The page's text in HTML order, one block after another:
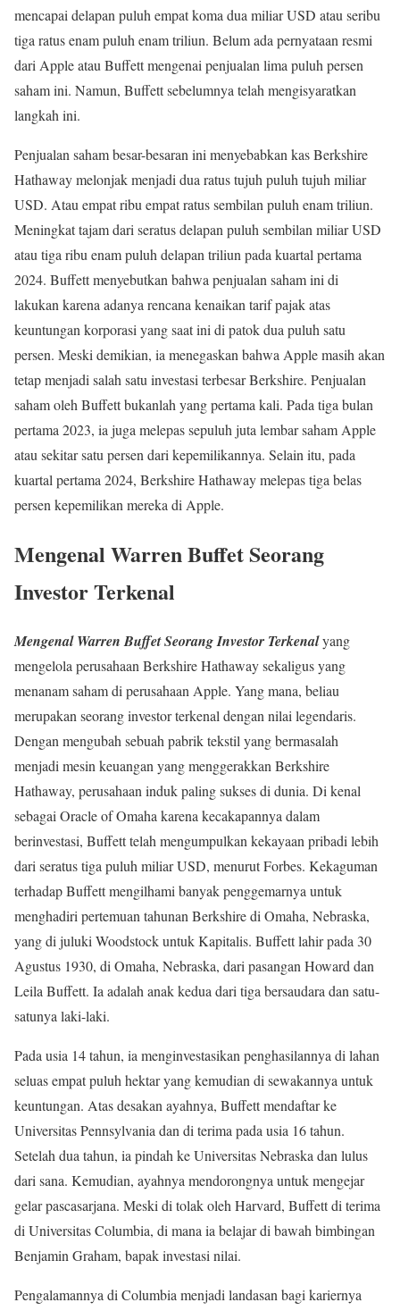
mencapai delapan puluh empat koma dua miliar USD atau seribu
tiga ratus enam puluh enam triliun. Belum ada pernyataan resmi
dari Apple atau Buffett mengenai penjualan lima puluh persen
saham ini. Namun, Buffett sebelumnya telah mengisyaratkan
langkah ini.
Penjualan saham besar-besaran ini menyebabkan kas Berkshire
Hathaway melonjak menjadi dua ratus tujuh puluh tujuh miliar
USD. Atau empat ribu empat ratus sembilan puluh enam triliun.
Meningkat tajam dari seratus delapan puluh sembilan miliar USD
atau tiga ribu enam puluh delapan triliun pada kuartal pertama
2024. Buffett menyebutkan bahwa penjualan saham ini di
lakukan karena adanya rencana kenaikan tarif pajak atas
keuntungan korporasi yang saat ini di patok dua puluh satu
persen. Meski demikian, ia menegaskan bahwa Apple masih akan
tetap menjadi salah satu investasi terbesar Berkshire. Penjualan
saham oleh Buffett bukanlah yang pertama kali. Pada tiga bulan
pertama 2023, ia juga melepas sepuluh juta lembar saham Apple
atau sekitar satu persen dari kepemilikannya. Selain itu, pada
kuartal pertama 2024, Berkshire Hathaway melepas tiga belas
persen kepemilikan mereka di Apple.
Mengenal Warren Buffet Seorang
Investor Terkenal
Mengenal Warren Buffet Seorang Investor Terkenalyang
mengelola perusahaan Berkshire Hathaway sekaligus yang
menanam saham di perusahaan Apple. Yang mana, beliau
merupakan seorang investor terkenal dengan nilai legendaris.
Dengan mengubah sebuah pabrik tekstil yang bermasalah
menjadi mesin keuangan yang menggerakkan Berkshire
Hathaway, perusahaan induk paling sukses di dunia. Di kenal
sebagai Oracle of Omaha karena kecakapannya dalam
berinvestasi, Buffett telah mengumpulkan kekayaan pribadi lebih
dari seratus tiga puluh miliar USD, menurut Forbes. Kekaguman
terhadap Buffett mengilhami banyak penggemarnya untuk
menghadiri pertemuan tahunan Berkshire di Omaha, Nebraska,
yang di juluki Woodstock untuk Kapitalis. Buffett lahir pada 30
Agustus 1930, di Omaha, Nebraska, dari pasangan Howard dan
Leila Buffett. Ia adalah anak kedua dari tiga bersaudara dan satu-
satunya laki-laki.
Pada usia 14 tahun, ia menginvestasikan penghasilannya di lahan
seluas empat puluh hektar yang kemudian di sewakannya untuk
keuntungan. Atas desakan ayahnya, Buffett mendaftar ke
Universitas Pennsylvania dan di terima pada usia 16 tahun.
Setelah dua tahun, ia pindah ke Universitas Nebraska dan lulus
dari sana. Kemudian, ayahnya mendorongnya untuk mengejar
gelar pascasarjana. Meski di tolak oleh Harvard, Buffett di terima
di Universitas Columbia, di mana ia belajar di bawah bimbingan
Benjamin Graham, bapak investasi nilai.
Pengalamannya di Columbia menjadi landasan bagi kariernya